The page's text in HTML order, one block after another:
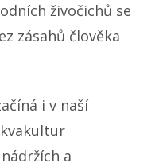
živočichů se
zásahů člověka
i v naší
a